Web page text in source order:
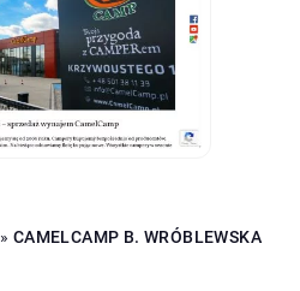
» CAMELCAMP B. WRÓBLEWSKA